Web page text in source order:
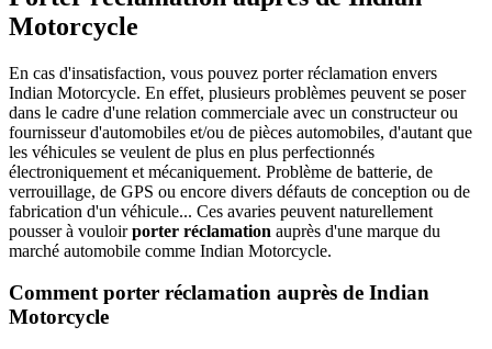
Motorcycle
En cas d'insatisfaction, vous pouvez porter réclamation envers
Indian Motorcycle. En effet, plusieurs problèmes peuvent se poser
dans le cadre d'une relation commerciale avec un constructeur ou
fournisseur d'automobiles et/ou de pièces automobiles, d'autant que
les véhicules se veulent de plus en plus perfectionnés
électroniquement et mécaniquement. Problème de batterie, de
verrouillage, de GPS ou encore divers défauts de conception ou de
fabrication d'un véhicule... Ces avaries peuvent naturellement
pousser à vouloirporter réclamation auprès d'une marque du
marché automobile comme Indian Motorcycle.
Comment porter réclamation auprès de Indian
Motorcycle